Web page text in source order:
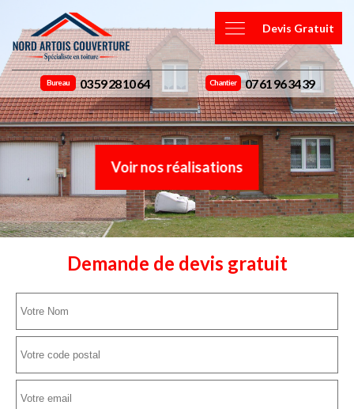
Devis Gratuit
Bureau 03 59 28 10 64 Chantier 07 61 96 34 39
Voir nos réalisations
Demande de devis gratuit